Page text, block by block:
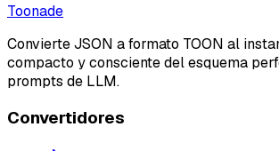
Toonade
Convierte JSON a formato TOON al
compacto y consciente del esquema
prompts de LLM.
Convertidores